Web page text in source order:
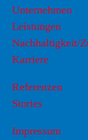
Unternehmen
Leistungen
Nachhaltigkeit/
Karriere
Referenzen
Stories
Impressum